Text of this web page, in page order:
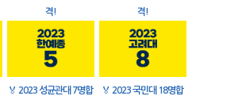
격!
격!
🏅 2023 성균관대 7명합
🏅 2023 국민대 18명합